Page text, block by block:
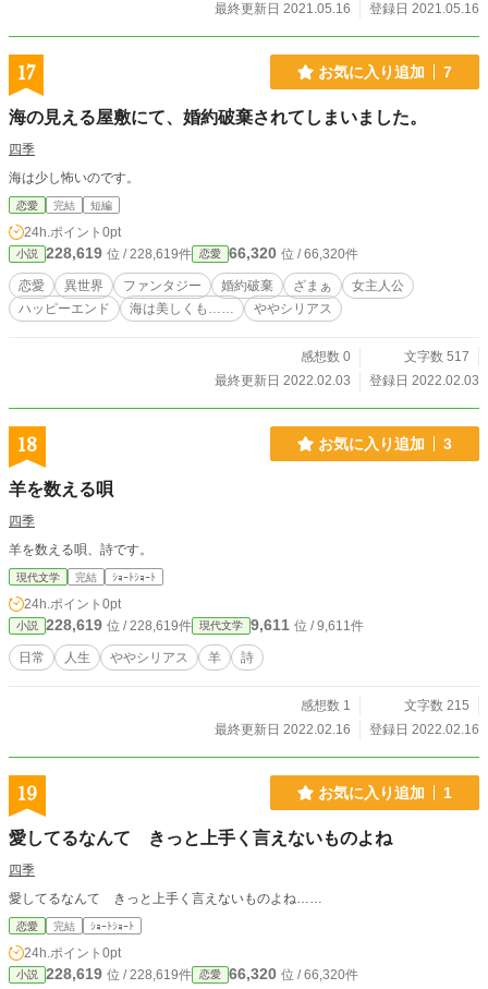
最終更新日 2021.05.16
登録日 2021.05.16
17 お気に入り追加 7
海の見える屋敷にて、婚約破棄されてしまいました。
四季
海は少し怖いのです。
恋愛 完結 短編
24h.ポイント 0pt
小説 228,619 位 / 228,619件 恋愛 66,320 位 / 66,320件
恋愛 異世界 ファンタジー 婚約破棄 ざまぁ
女主人公
ハッピーエンド
海は美しくも…… ややシリアス
感想数 0
文字数 517
最終更新日 2022.02.03
登録日 2022.02.03
18 お気に入り追加 3
羊を数える唄
四季
羊を数える唄、詩です。
現代文学 完結 ｼｮｰﾄｼｮｰﾄ
24h.ポイント 0pt
小説 228,619 位 / 228,619件 現代文学 9,611 位 / 9,611件
日常 人生 ややシリアス 羊 詩
感想数 1
文字数 215
最終更新日 2022.02.16
登録日 2022.02.16
19 お気に入り追加 1
愛してるなんて きっと上手く言えないものよね
四季
愛してるなんて きっと上手く言えないものよね……
恋愛 完結 ｼｮｰﾄｼｮｰﾄ
24h.ポイント 0pt
小説 228,619 位 / 228,619件 恋愛 66,320 位 / 66,320件